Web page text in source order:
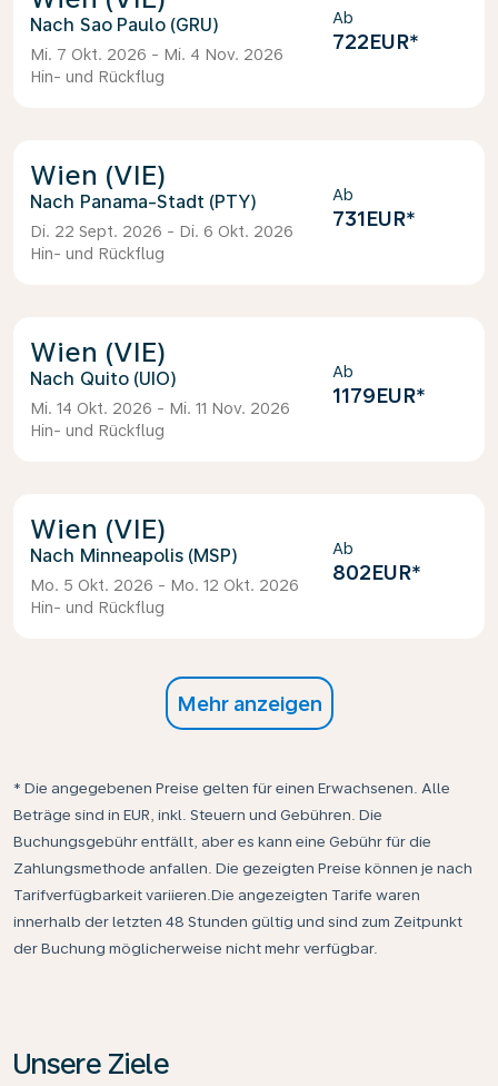
Sao Paulo (GRU)
Mi. 7 Okt. 2026 - Mi. 4 Nov. 2026
Hin- und Rückflug
Ab
722EUR*
Wien (VIE)
Panama-Stadt (PTY)
Di. 22 Sept. 2026 - Di. 6 Okt. 2026
Hin- und Rückflug
Ab
731EUR*
Wien (VIE)
Quito (UIO)
Mi. 14 Okt. 2026 - Mi. 11 Nov. 2026
Hin- und Rückflug
Ab
1179EUR*
Wien (VIE)
Minneapolis (MSP)
Mo. 5 Okt. 2026 - Mo. 12 Okt. 2026
Hin- und Rückflug
Ab
802EUR*
Mehr anzeigen
* Die angegebenen Preise gelten für einen Erwachsenen. Alle
Beträge sind in EUR, inkl. Steuern und Gebühren. Die
Buchungsgebühr entfällt, aber es kann eine Gebühr für die
Zahlungsmethode anfallen. Die gezeigten Preise können je nach
Tarifverfügbarkeit variieren.Die angezeigten Tarife waren
innerhalb der letzten 48 Stunden gültig und sind zum Zeitpunkt
der Buchung möglicherweise nicht mehr verfügbar.
Unsere Ziele